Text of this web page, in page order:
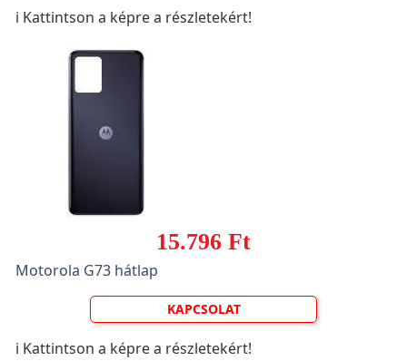
ℹ️ Kattintson a képre a részletekért!
15.796 Ft
Motorola G73 hátlap
KAPCSOLAT
ℹ️ Kattintson a képre a részletekért!